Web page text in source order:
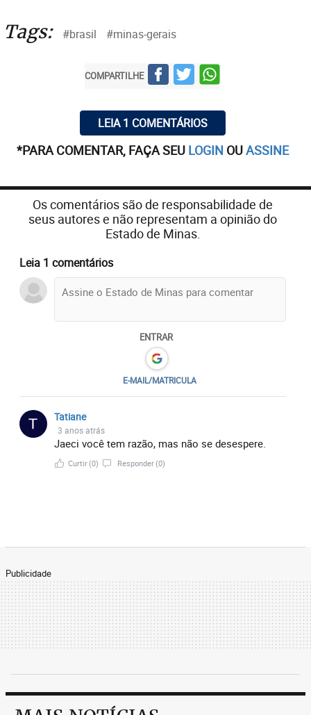
Tags: #brasil #minas-gerais
COMPARTILHE
LEIA 1 COMENTÁRIOS
*PARA COMENTAR, FAÇA SEU LOGIN OUASSINE
Os comentários são de responsabilidade de
seus autores e não representam a opinião do
Estado de Minas.
Leia 1 comentários
ENTRAR
E-MAIL/MATRICULA
Tatiane
3 anos atrás
Jaeci você tem razão, mas não se desespere.
Curtir(0) Responder(0)
Publicidade